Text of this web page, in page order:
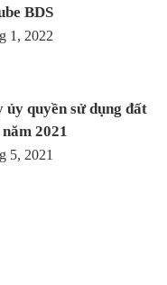
BDS
1, 2022
ủy quyền sử dụng đất
2021
5, 2021